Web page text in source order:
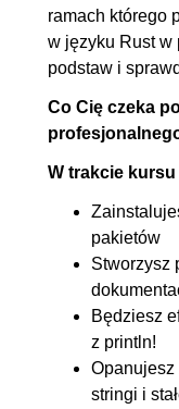
7. Funkcje
7.1. Wprowadzenie
7.2. Przekazywanie
parametrów przez
referencję
7.3. Closure -
anonimowe
7.4. Funkcje
8. Errors
8.1. Recoverables i
unrecoverables
ramach którego
w języku Rust w
podstaw i
Co Cię czeka
W trakcie
pakietów
Stworzysz
Będziesz
z println!
Opanujesz
stringi i